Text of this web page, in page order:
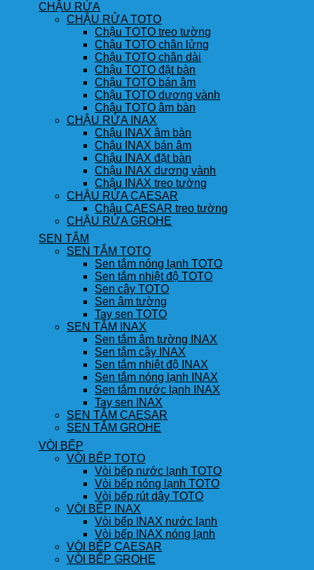
CHẬU RỬA
CHẬU RỬA TOTO
Chậu TOTO treo tường
Chậu TOTO chân lửng
Chậu TOTO chân dài
Chậu TOTO đặt bàn
Chậu TOTO bán âm
Chậu TOTO dương vành
Chậu TOTO âm bàn
CHẬU RỬA INAX
Chậu INAX âm bàn
Chậu INAX bán âm
Chậu INAX đặt bàn
Chậu INAX dương vành
Chậu INAX treo tường
CHẬU RỬA CAESAR
Chậu CAESAR treo tường
CHẬU RỬA GROHE
SEN TẮM
SEN TẮM TOTO
Sen tắm nóng lạnh TOTO
Sen tắm nhiệt độ TOTO
Sen cây TOTO
Sen âm tường
Tay sen TOTO
SEN TẮM INAX
Sen tắm âm tường INAX
Sen tắm cây INAX
Sen tắm nhiệt độ INAX
Sen tắm nóng lạnh INAX
Sen tắm nước lạnh INAX
Tay sen INAX
SEN TẮM CAESAR
SEN TẮM GROHE
VÒI BẾP
VÒI BẾP TOTO
Vòi bếp nước lạnh TOTO
Vòi bếp nóng lạnh TOTO
Vòi bếp rút dây TOTO
VÒI BẾP INAX
Vòi bếp INAX nước lạnh
Vòi bếp INAX nóng lạnh
VÒI BẾP CAESAR
VÒI BẾP GROHE